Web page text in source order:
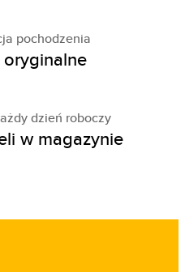
pochodzenia
oryginalne
dzień roboczy
w magazynie